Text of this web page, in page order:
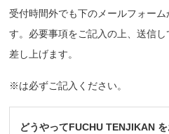
受付時間外でも下のメールフォー
す。必要事項をご記入の上、送信
差し上げます。
※は必ずご記入ください。
どうやってFUCHU TENJIKAN